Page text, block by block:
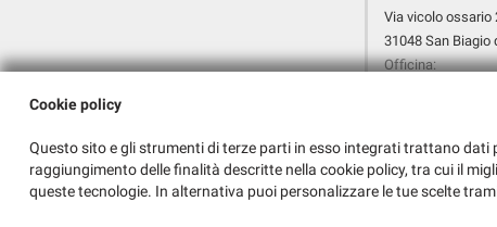
Via vicolo ossario
31048 San Biagio
Officina:
Indicazioni
Cookie policy
Questo sito e gli strumenti di terze parti in esso integrati trattano dati
raggiungimento delle finalità descritte nella cookie policy, tra cui il
queste tecnologie. In alternativa puoi personalizzare le tue scelte